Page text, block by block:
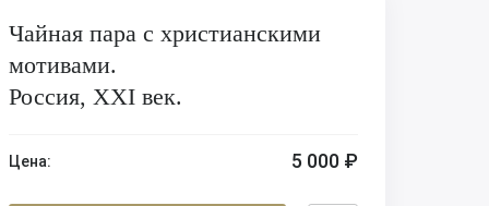
Чайная пара с христианскими
мотивами.
Россия, XXI век.
Цена: 5 000 ₽